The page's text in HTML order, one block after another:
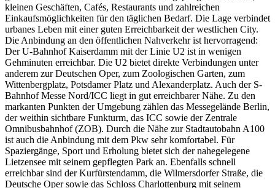
kleinen Geschäften, Cafés, Restaurants und zahlreichen
Einkaufsmöglichkeiten für den täglichen Bedarf. Die Lage verbindet
urbanes Leben mit einer guten Erreichbarkeit der westlichen City.
Die Anbindung an den öffentlichen Nahverkehr ist hervorragend:
Der U-Bahnhof Kaiserdamm mit der Linie U2 ist in wenigen
Gehminuten erreichbar. Die U2 bietet direkte Verbindungen unter
anderem zur Deutschen Oper, zum Zoologischen Garten, zum
Wittenbergplatz, Potsdamer Platz und Alexanderplatz. Auch der S-
Bahnhof Messe Nord/ICC liegt in gut erreichbarer Nähe. Zu den
markanten Punkten der Umgebung zählen das Messegelände Berlin,
der weithin sichtbare Funkturm, das ICC sowie der Zentrale
Omnibusbahnhof (ZOB). Durch die Nähe zur Stadtautobahn A100
ist auch die Anbindung mit dem Pkw sehr komfortabel. Für
Spaziergänge, Sport und Erholung bietet sich der nahegelegene
Lietzensee mit seinem gepflegten Park an. Ebenfalls schnell
erreichbar sind der Kurfürstendamm, die Wilmersdorfer Straße, die
Deutsche Oper sowie das Schloss Charlottenburg mit seinem